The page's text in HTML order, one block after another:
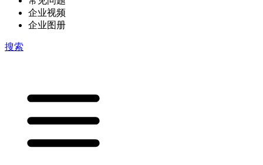
企业视频
企业图册
搜索